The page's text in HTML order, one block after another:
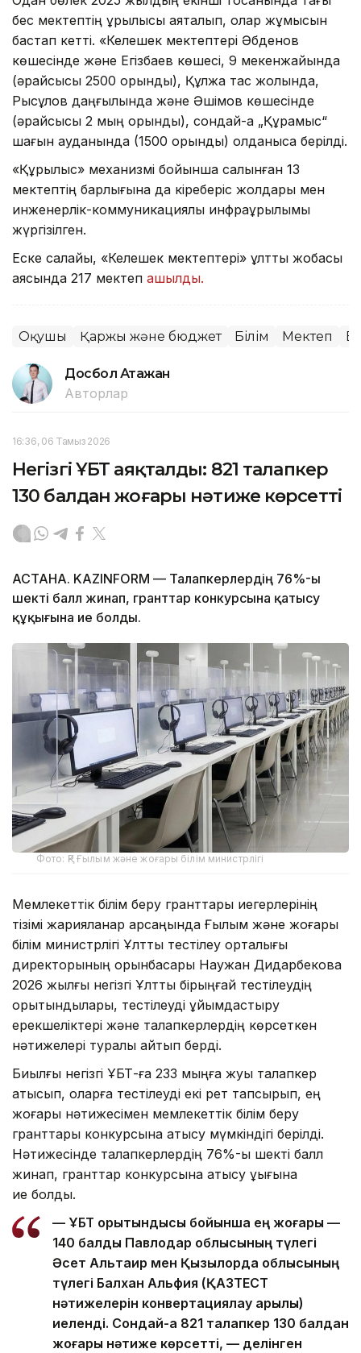
бес мектептің құрылысы аяқталып, олар жұмысын
бастап кетті. «Келешек мектептері Әбденов
көшесінде және Егізбаев көшесі, 9 мекенжайында
(әрқайсысы 2500 орындық), Құлжа тас жолында,
Рысқұлов даңғылында және Әшімов көшесінде
(әрқайсысы 2 мың орындық), сондай-ақ „Құрамыс“
шағын ауданында (1500 орындық) қолданысқа берілді.
«Құрылыс» механизмі бойынша салынған 13
мектептің барлығына да кіреберіс жолдары мен
инженерлік-коммуникациялық инфрақұрылымы
жүргізілген.
Еске салайық, «Келешек мектептері» ұлттық жобасы
аясында 217 мектеп ашылды.
Оқушы Қаржы және бюджет Білім Мектеп
Досбол Атажан
Авторлар
16:36, 06 Тамыз 2026
Негізгі ҰБТ аяқталды: 821 талапкер
130 балдан жоғары нәтиже көрсетті
АСТАНА. KAZINFORM — Талапкерлердің 76%-ы
шекті балл жинап, гранттар конкурсына қатысу
құқығына ие болды.
Фото: ҚР Ғылым және жоғары білім министрлігі
Мемлекеттік білім беру гранттары иегерлерінің
тізімі жарияланар қарсаңында Ғылым және жоғары
білім министрлігі Ұлттық тестілеу орталығы
директорының орынбасары Наужан Дидарбекова
2026 жылғы негізгі Ұлттық бірыңғай тестілеудің
қорытындылары, тестілеуді ұйымдастыру
ерекшеліктері және талапкерлердің көрсеткен
нәтижелері туралы айтып берді.
Биылғы негізгі ҰБТ-ға 233 мыңға жуық талапкер
қатысып, оларға тестілеуді екі рет тапсырып, ең
жоғары нәтижесімен мемлекеттік білім беру
гранттары конкурсына қатысу мүмкіндігі берілді.
Нәтижесінде талапкерлердің 76%-ы шекті балл
жинап, гранттар конкурсына қатысу құқығына
ие болды.
— ҰБТ қорытындысы бойынша ең жоғары —
140 балды Павлодар облысының түлегі
Әсет Альтаир мен Қызылорда облысының
түлегі Балхан Альфия (ҚАЗТЕСТ
нәтижелерін конвертациялау арқылы)
иеленді. Сондай-ақ 821 талапкер 130 балдан
жоғары нәтиже көрсетті, — делінген